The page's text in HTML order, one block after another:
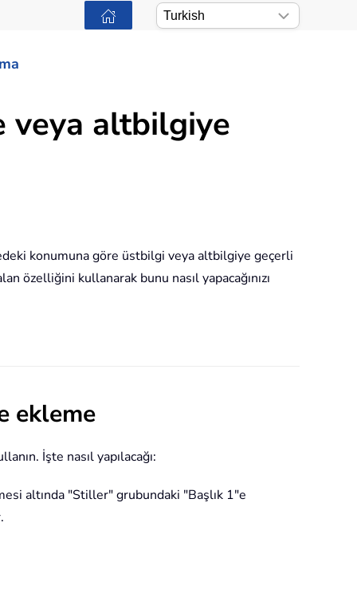
veya altbilgiye
konumuna göre üstbilgi veya altbilgiye geçerli
özelliğini kullanarak bunu nasıl yapacağınızı
ekleme
İşte nasıl yapılacağı:
altında "Stiller" grubundaki "Başlık 1"e